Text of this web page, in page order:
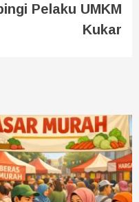
Pelaku UMKM
Kukar